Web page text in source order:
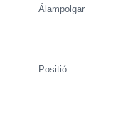
Álampolgar
Positió